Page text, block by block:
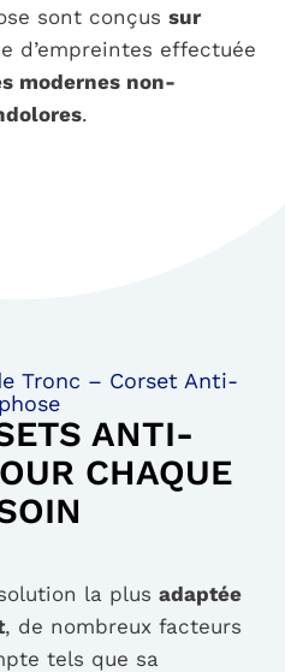
sont conçus sur
d’empreintes effectuée
modernes non-
.
Tronc – Corset Anti-
ANTI-
CHAQUE
la plus adaptée
, de nombreux facteurs
tels que sa